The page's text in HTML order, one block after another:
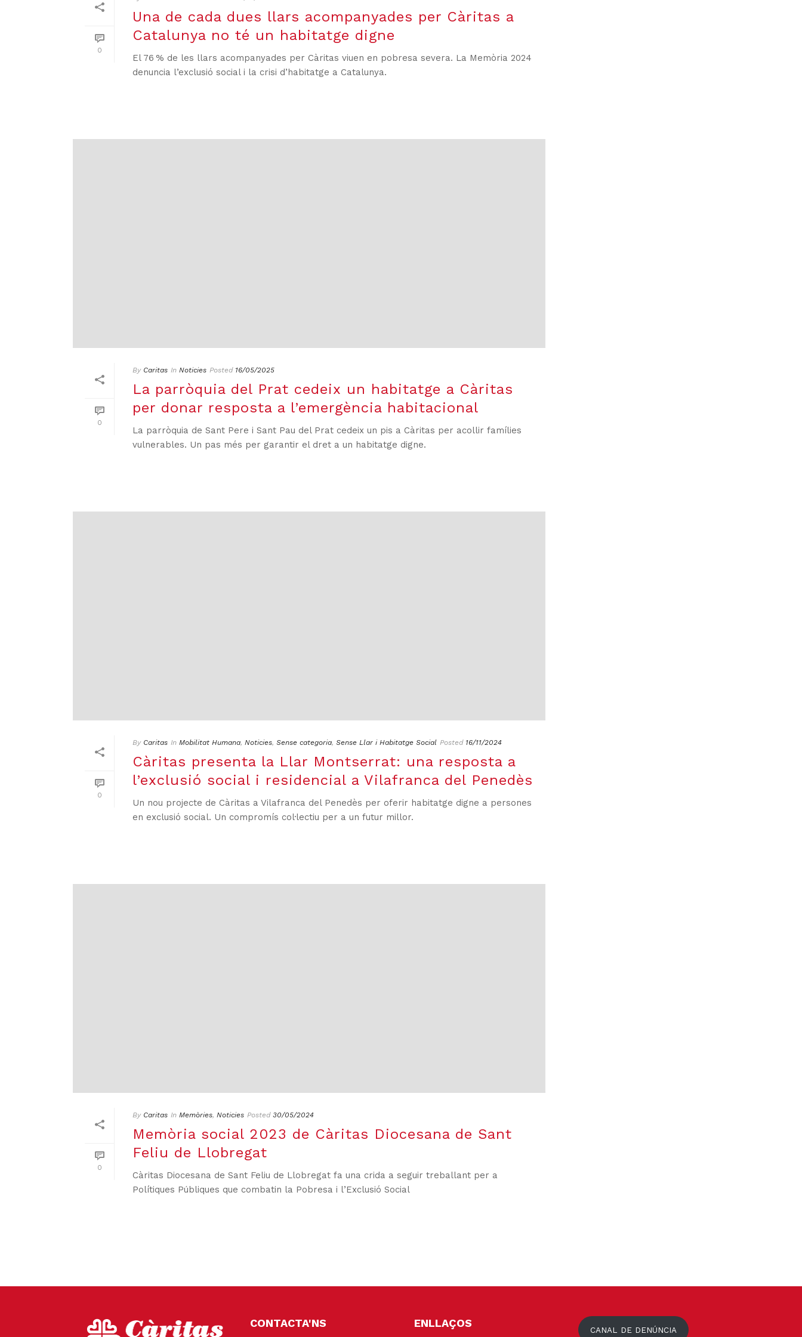
0
Una de cada dues llars acompanyades per Càritas a
Catalunya no té un habitatge digne
El 76 % de les llars acompanyades per Càritas viuen en pobresa severa. La Memòria 2024
denuncia l’exclusió social i la crisi d’habitatge a Catalunya.
0
By Caritas In Noticies Posted 16/05/2025
La parròquia del Prat cedeix un habitatge a Càritas
per donar resposta a l’emergència habitacional
La parròquia de Sant Pere i Sant Pau del Prat cedeix un pis a Càritas per acollir famílies
vulnerables. Un pas més per garantir el dret a un habitatge digne.
0
By Caritas In Mobilitat Humana, Noticies, Sense categoria, Sense Llar i Habitatge Social Posted 16/11/2024
Càritas presenta la Llar Montserrat: una resposta a
l’exclusió social i residencial a Vilafranca del Penedès
Un nou projecte de Càritas a Vilafranca del Penedès per oferir habitatge digne a persones
en exclusió social. Un compromís col·lectiu per a un futur millor.
0
By Caritas In Memòries, Noticies Posted 30/05/2024
Memòria social 2023 de Càritas Diocesana de Sant
Feliu de Llobregat
Càritas Diocesana de Sant Feliu de Llobregat fa una crida a seguir treballant per a
Polítiques Públiques que combatin la Pobresa i l’Exclusió Social
CONTACTA'NS ENLLAÇOS
CANAL DE DENÚNCIA